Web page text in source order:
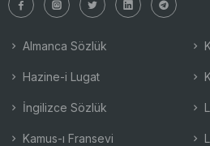
Almanca Sözlük
Hazine-i Lugat
İngilizce Sözlük
Kamus-ı Fransevi